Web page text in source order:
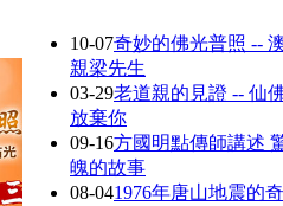
10-07奇妙的佛光普照 --
親梁先生
03-29老道親的見證 -- 仙
放棄你
09-16方國明點傳師講述
魄的故事
08-041976年唐山地震的